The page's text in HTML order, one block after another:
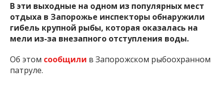
В эти выходные на одном из популярных мест
отдыха в Запорожье инспекторы обнаружили
гибель крупной рыбы, которая оказалась на
мели из-за внезапного отступления воды.
Об этом сообщили в Запорожском рыбоохранном
патруле.